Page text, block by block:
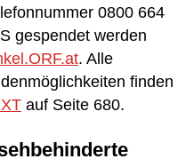
0800 664
gespendet werden
. Alle
finden
auf Seite 680.